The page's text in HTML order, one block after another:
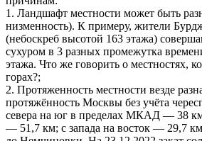
1. Ландшафт местности может быть
низменность). К примеру, жители
(небоскреб высотой 163 этажа)
сухуром в 3 разных промежутка
этажа. Что же говорить о местностях,
горах?;
2. Протяженность местности везде
протяжённость Москвы без учёта
севера на юг в пределах МКАД — 38
— 51,7 км; с запада на восток — 29,7 км